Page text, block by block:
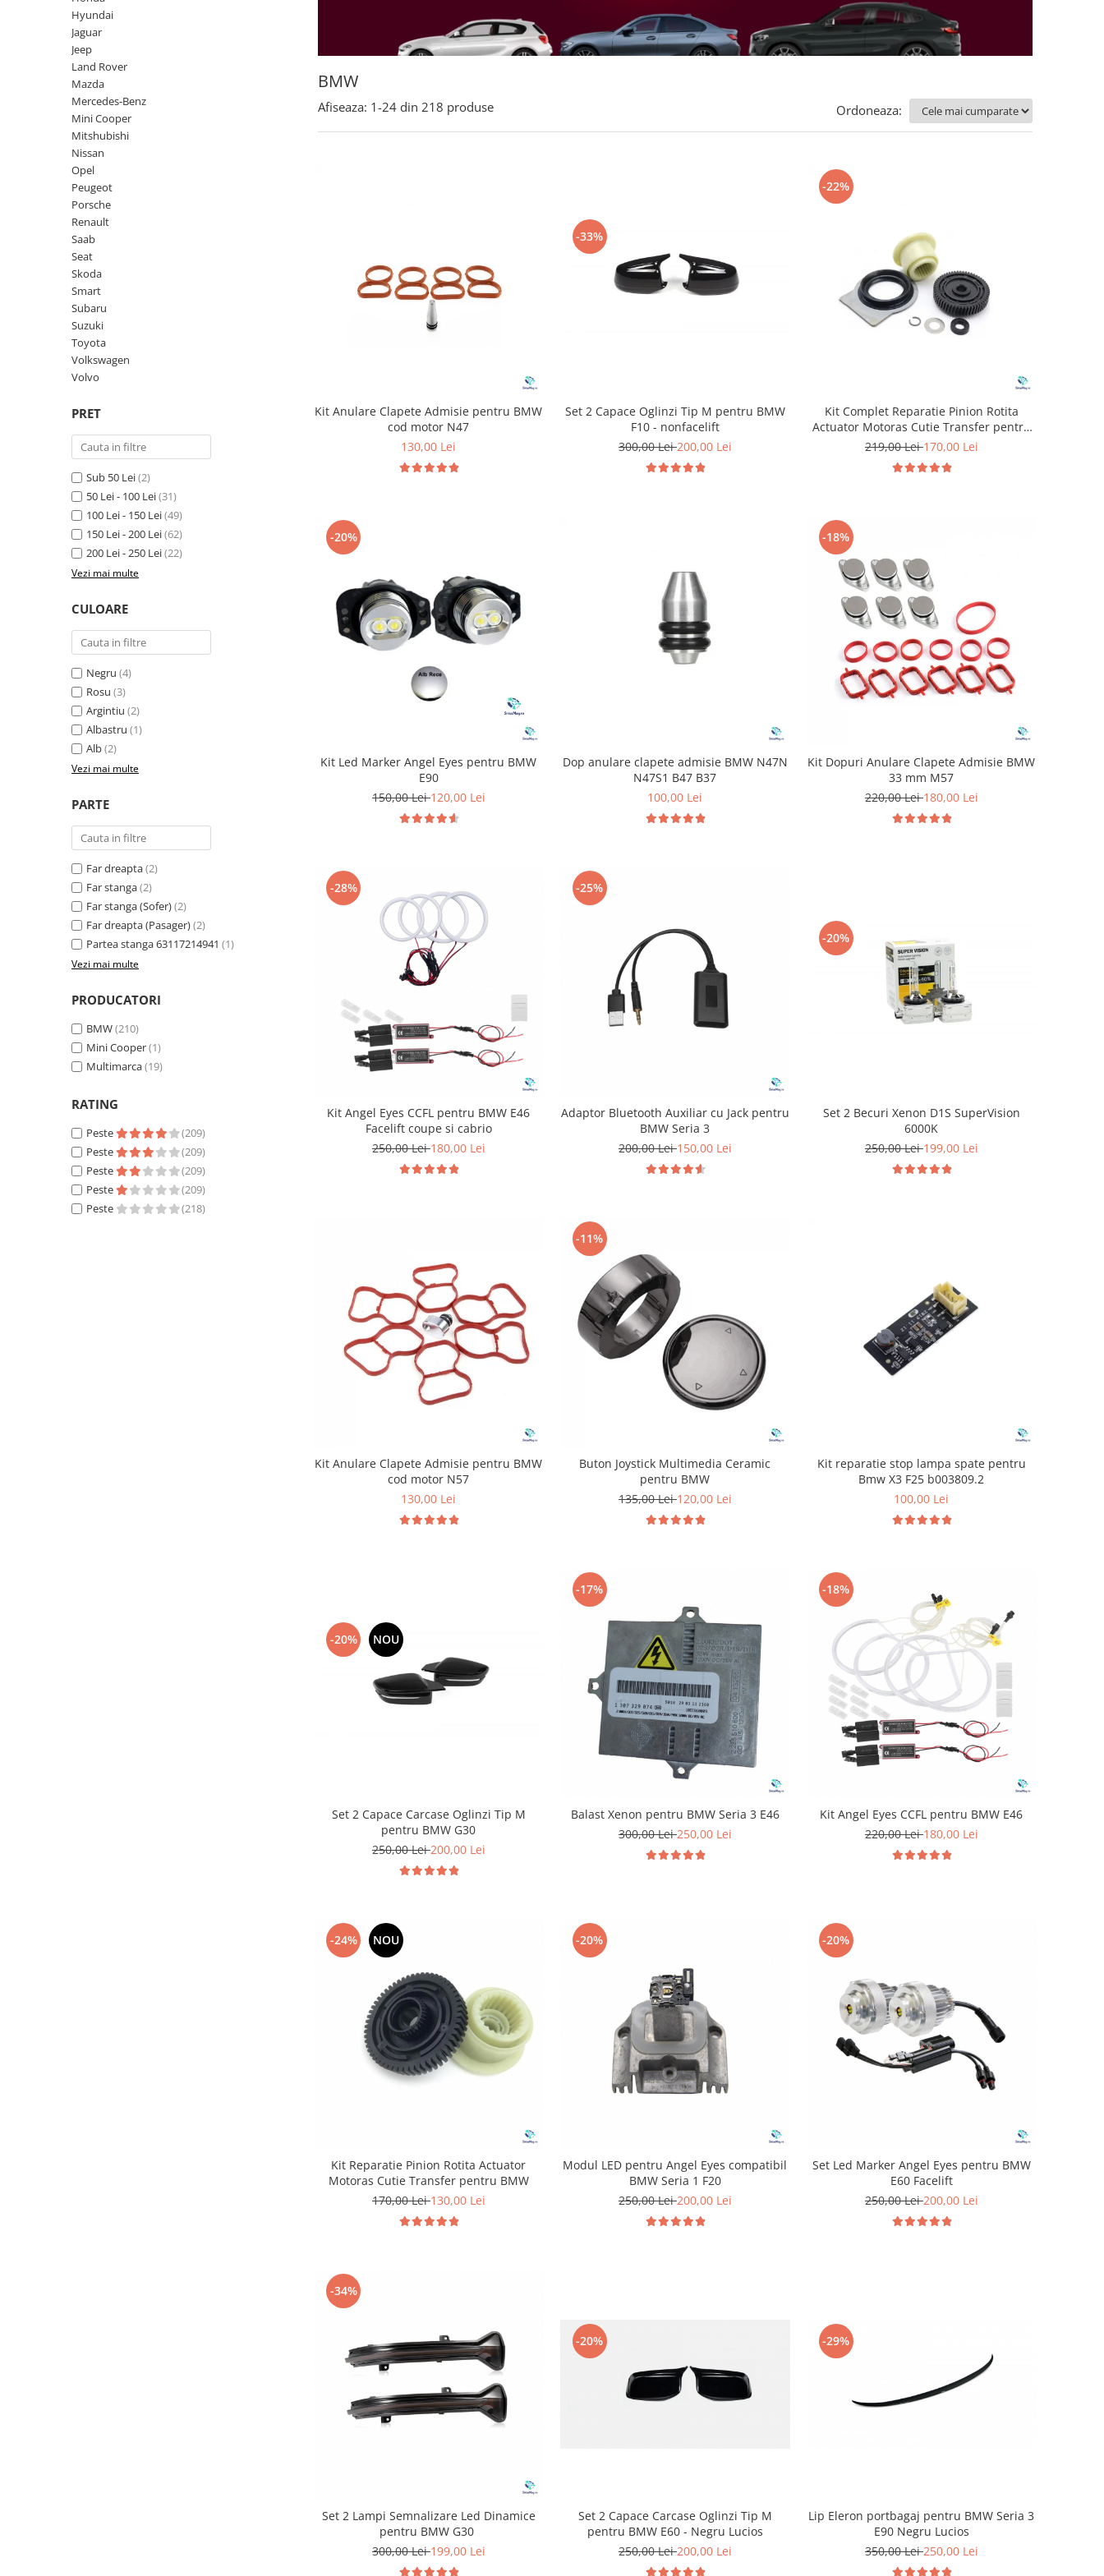
Mercedes-Benz
Mini Cooper
Mitshubishi
Volkswagen
Manson schimbator viteze
Alte accesorii
Ornamente
Piese exterior
Senzori parcare dedicati
Grile aerisire
Camere mers inapoi
Capace oglinzi
Tuning auto
Kituri reparatie
Dopuri anulare clapete admisie
Garnituri galerie admisie BMW
Kit reparatie faruri
Adaptoare auxiliare
Produse cu discount de pana la
Eleron Portbagaj
BMW
Hyundai
Jaguar
Jeep
Land Rover
Mazda
Mercedes-Benz
Mini Cooper
Mitshubishi
Nissan
Opel
Peugeot
Porsche
Renault
Saab
Seat
Skoda
Smart
Subaru
Suzuki
Toyota
Volkswagen
Volvo
PRET
Sub 50 Lei(2)
50 Lei - 100 Lei(31)
100 Lei - 150 Lei(49)
150 Lei - 200 Lei(62)
200 Lei - 250 Lei(22)
Vezi mai multe
CULOARE
Negru (4)
Rosu (3)
Argintiu (2)
Albastru (1)
Alb(2)
Vezi mai multe
PARTE
Far dreapta(2)
Far stanga(2)
Far stanga (Sofer)(2)
Far dreapta (Pasager)(2)
Partea stanga 63117214941 (1)
Vezi mai multe
PRODUCATORI
BMW(210)
Mini Cooper(1)
Multimarca(19)
RATING
Peste
(209)
Peste
(209)
Peste
(209)
Peste
(209)
Peste
(218)
Afiseaza: 1-24 din 218 produse Ordoneaza:
Kit Anulare Clapete Admisie pentru BMW
cod motor N47
130,00 Lei
-33%
Set 2 Capace Oglinzi Tip M pentru BMW
F10 - nonfacelift
300,00 Lei200,00 Lei
-22%
Kit Complet Reparatie Pinion Rotita
Actuator Motoras Cutie Transfer pentru
BMW
219,00 Lei170,00 Lei
-20%
Kit Led Marker Angel Eyes pentru BMW
E90
150,00 Lei120,00 Lei
Dop anulare clapete admisie BMW N47N
N47S1 B47 B37
100,00 Lei
-18%
Kit Dopuri Anulare Clapete Admisie BMW
33 mm M57
220,00 Lei180,00 Lei
-28%
Kit Angel Eyes CCFL pentru BMW E46
Facelift coupe si cabrio
250,00 Lei180,00 Lei
-25%
Adaptor Bluetooth Auxiliar cu Jack pentru
BMW Seria 3
200,00 Lei150,00 Lei
-20%
Set 2 Becuri Xenon D1S SuperVision
6000K
250,00 Lei199,00 Lei
Kit Anulare Clapete Admisie pentru BMW
cod motor N57
130,00 Lei
-11%
Buton Joystick Multimedia Ceramic
pentru BMW
135,00 Lei120,00 Lei
Kit reparatie stop lampa spate pentru
Bmw X3 F25 b003809.2
100,00 Lei
-20% NOU
Set 2 Capace Carcase Oglinzi Tip M
pentru BMW G30
250,00 Lei200,00 Lei
-17%
Balast Xenon pentru BMW Seria 3 E46
300,00 Lei250,00 Lei
-18%
Kit Angel Eyes CCFL pentru BMW E46
220,00 Lei180,00 Lei
-24% NOU
Kit Reparatie Pinion Rotita Actuator
Motoras Cutie Transfer pentru BMW
170,00 Lei130,00 Lei
-20%
Modul LED pentru Angel Eyes compatibil
BMW Seria 1 F20
250,00 Lei200,00 Lei
-20%
Set Led Marker Angel Eyes pentru BMW
E60 Facelift
250,00 Lei200,00 Lei
-34%
Set 2 Lampi Semnalizare Led Dinamice
pentru BMW G30
300,00 Lei199,00 Lei
-20%
Set 2 Capace Carcase Oglinzi Tip M
pentru BMW E60 - Negru Lucios
250,00 Lei200,00 Lei
-29%
Lip Eleron portbagaj pentru BMW Seria 3
E90 Negru Lucios
350,00 Lei250,00 Lei